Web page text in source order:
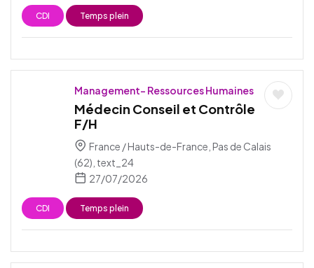
CDI Temps plein
Management- Ressources Humaines
Médecin Conseil et Contrôle
F/H
France / Hauts-de-France, Pas de Calais
(62), text_24
27/07/2026
CDI Temps plein